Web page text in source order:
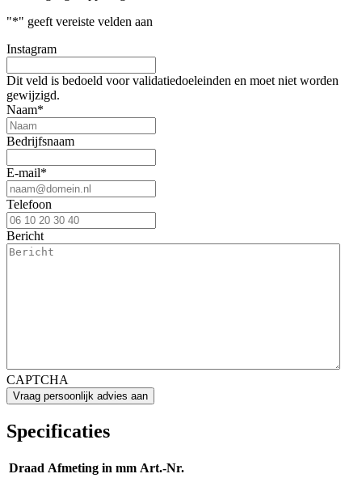
"*" geeft vereiste velden aan
Instagram
Dit veld is bedoeld voor validatiedoeleinden en moet niet worden
gewijzigd.
Naam*
Bedrijfsnaam
E-mail*
Telefoon
Bericht
CAPTCHA
Specificaties
Draad Afmeting in mm Art.-Nr.